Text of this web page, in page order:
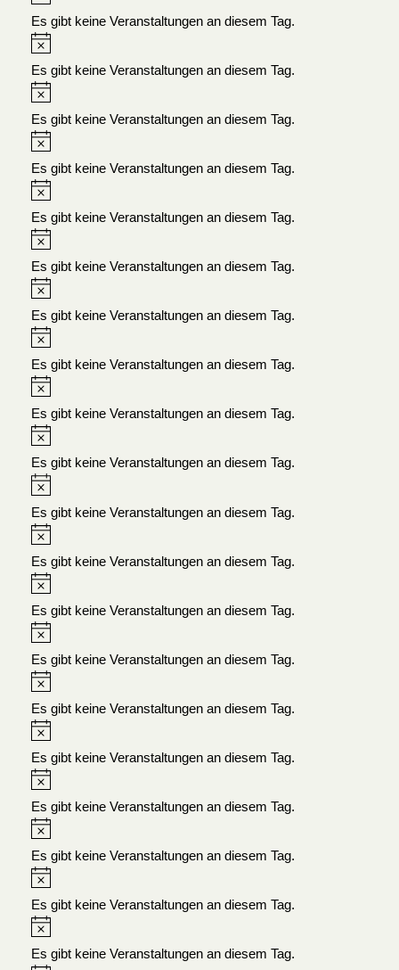
Es gibt keine Veranstaltungen an diesem Tag.
Es gibt keine Veranstaltungen an diesem Tag.
Es gibt keine Veranstaltungen an diesem Tag.
Es gibt keine Veranstaltungen an diesem Tag.
Es gibt keine Veranstaltungen an diesem Tag.
Es gibt keine Veranstaltungen an diesem Tag.
Es gibt keine Veranstaltungen an diesem Tag.
Es gibt keine Veranstaltungen an diesem Tag.
Es gibt keine Veranstaltungen an diesem Tag.
Es gibt keine Veranstaltungen an diesem Tag.
Es gibt keine Veranstaltungen an diesem Tag.
Es gibt keine Veranstaltungen an diesem Tag.
Es gibt keine Veranstaltungen an diesem Tag.
Es gibt keine Veranstaltungen an diesem Tag.
Es gibt keine Veranstaltungen an diesem Tag.
Es gibt keine Veranstaltungen an diesem Tag.
Es gibt keine Veranstaltungen an diesem Tag.
Es gibt keine Veranstaltungen an diesem Tag.
Es gibt keine Veranstaltungen an diesem Tag.
Es gibt keine Veranstaltungen an diesem Tag.